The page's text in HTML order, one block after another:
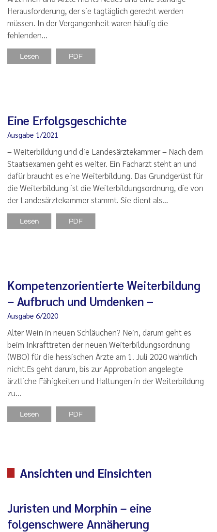
Herausforderung, der sie tagtäglich gerecht werden
müssen. In der Vergangenheit waren häufig die
fehlenden…
Lesen PDF
Eine Erfolgsgeschichte
Ausgabe 1/2021
– Weiterbildung und die Landesärztekammer – Nach dem
Staatsexamen geht es weiter. Ein Facharzt steht an und
dafür braucht es eine Weiterbildung. Das Grundgerüst für
die Weiterbildung ist die Weiterbildungsordnung, die von
der Landesärztekammer stammt. Sie dient als…
Lesen PDF
Kompetenzorientierte Weiterbildung
– Aufbruch und Umdenken –
Ausgabe 6/2020
Alter Wein in neuen Schläuchen? Nein, darum geht es
beim Inkrafttreten der neuen Weiterbildungsordnung
(WBO) für die hessischen Ärzte am 1. Juli 2020 wahrlich
nicht.Es geht darum, bis zur Approbation angelegte
ärztliche Fähigkeiten und Haltungen in der Weiterbildung
zu…
Lesen PDF
Ansichten und Einsichten
Juristen und Morphin – eine
folgenschwere Annäherung